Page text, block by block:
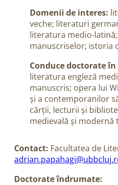
Domenii de interes:
veche; literaturi
literatura medio-
manuscriselor; istoria
Conduce doctorate
literatura engleză
manuscris; opera lui
și a contemporanilor
cărții, lecturii și
medievală și modernă
Contact: Facultatea de
Doctorate îndrumate: